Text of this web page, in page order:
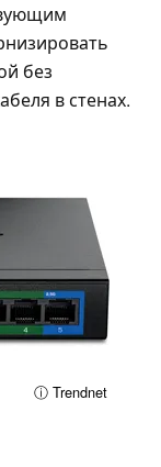
без
в стенах.
ⓘ Trendnet